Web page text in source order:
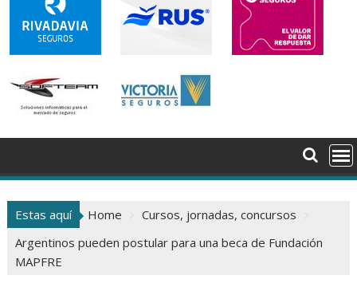
Estas aquí Home
Cursos, jornadas, concursos
Argentinos pueden postular para una beca de Fundación
MAPFRE